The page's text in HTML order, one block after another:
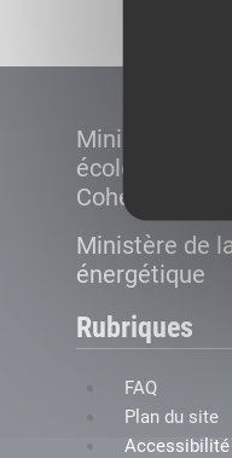
Ministère de
écologique et
Cohésion des
Ministère de
énergétique
Rubriques
FAQ
Plan du site